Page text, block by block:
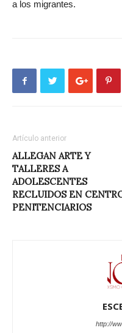
a los migrantes.
Artículo anterior
ALLEGAN ARTE Y
TALLERES A
ADOLESCENTES
RECLUIDOS EN
PENITENCIARIOS
http://